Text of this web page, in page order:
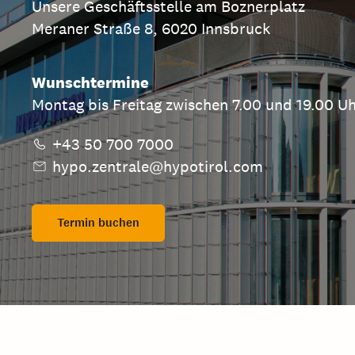
Unsere Geschäftsstelle am Boznerplatz
Meraner Straße 8, 6020 Innsbruck
Wunschtermine
Montag bis Freitag zwischen 7.00 und 19.00
+43 50 700 7000
hypo.zentrale@hypotirol.com
Termin buchen